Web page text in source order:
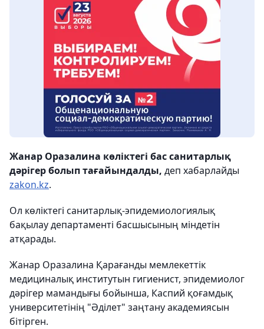
Жанар Оразалина көліктегі бас санитарлық
дәрігер болып тағайындалды, деп хабарлайды
zakon.kz.
Ол көліктегі санитарлық-эпидемиологиялық
бақылау департаменті басшысының міндетін
атқарады.
Жанар Оразалина Қарағанды мемлекеттік
медициналық институтын гигиенист, эпидемиолог
дәрігер мамандығы бойынша, Каспий қоғамдық
университетінің "Әділет" заңтану академиясын
бітірген.